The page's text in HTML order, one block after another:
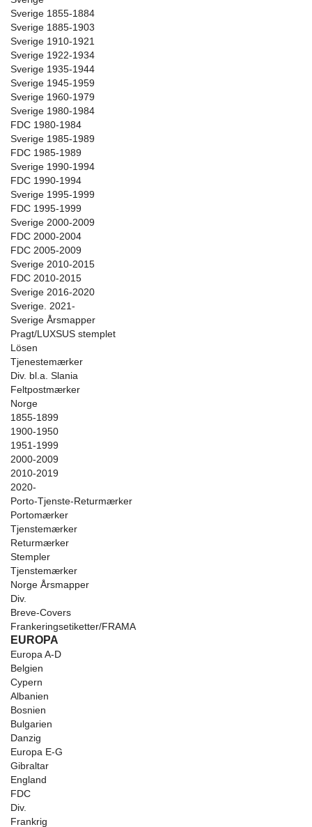
Sverige 1855-1884
Sverige 1885-1903
Sverige 1910-1921
Sverige 1922-1934
Sverige 1935-1944
Sverige 1945-1959
Sverige 1960-1979
Sverige 1980-1984
FDC 1980-1984
Sverige 1985-1989
FDC 1985-1989
Sverige 1990-1994
FDC 1990-1994
Sverige 1995-1999
FDC 1995-1999
Sverige 2000-2009
FDC 2000-2004
FDC 2005-2009
Sverige 2010-2015
FDC 2010-2015
Sverige 2016-2020
Sverige. 2021-
Sverige Årsmapper
Pragt/LUXSUS stemplet
Lösen
Tjenestemærker
Div. bl.a. Slania
Feltpostmærker
Norge
1855-1899
1900-1950
1951-1999
2000-2009
2010-2019
2020-
Porto-Tjenste-Returmærker
Portomærker
Tjenstemærker
Returmærker
Stempler
Tjenstemærker
Norge Årsmapper
Div.
Breve-Covers
Frankeringsetiketter/FRAMA
EUROPA
Europa A-D
Belgien
Cypern
Albanien
Bosnien
Bulgarien
Danzig
Europa E-G
Gibraltar
England
FDC
Div.
Frankrig